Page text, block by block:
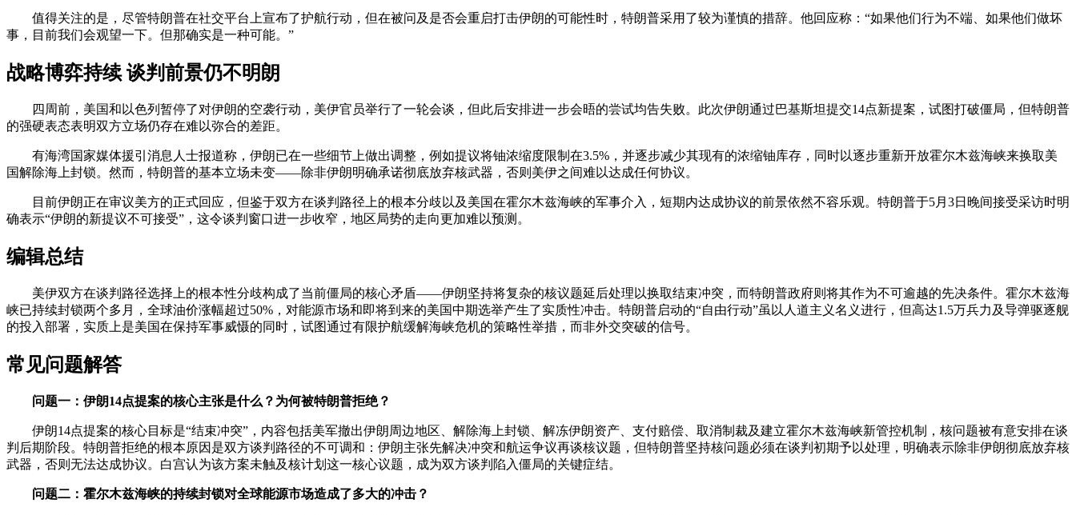
值得关注的是，尽管特朗普在社交平台上宣布了护航行动，但在被问及是否会重启打击伊朗的可能性时，特朗普采用了较为谨慎的措辞。他回应称：“如果他们行为不端、如果他们做坏
事，目前我们会观望一下。但那确实是一种可能。”
战略博弈持续 谈判前景仍不明朗
四周前，美国和以色列暂停了对伊朗的空袭行动，美伊官员举行了一轮会谈，但此后安排进一步会晤的尝试均告失败。此次伊朗通过巴基斯坦提交14点新提案，试图打破僵局，但特朗普
的强硬表态表明双方立场仍存在难以弥合的差距。
有海湾国家媒体援引消息人士报道称，伊朗已在一些细节上做出调整，例如提议将铀浓缩度限制在3.5%，并逐步减少其现有的浓缩铀库存，同时以逐步重新开放霍尔木兹海峡来换取美
国解除海上封锁。然而，特朗普的基本立场未变——除非伊朗明确承诺彻底放弃核武器，否则美伊之间难以达成任何协议。
目前伊朗正在审议美方的正式回应，但鉴于双方在谈判路径上的根本分歧以及美国在霍尔木兹海峡的军事介入，短期内达成协议的前景依然不容乐观。特朗普于5月3日晚间接受采访时明
确表示“伊朗的新提议不可接受”，这令谈判窗口进一步收窄，地区局势的走向更加难以预测。
编辑总结
美伊双方在谈判路径选择上的根本性分歧构成了当前僵局的核心矛盾——伊朗坚持将复杂的核议题延后处理以换取结束冲突，而特朗普政府则将其作为不可逾越的先决条件。霍尔木兹海
峡已持续封锁两个多月，全球油价涨幅超过50%，对能源市场和即将到来的美国中期选举产生了实质性冲击。特朗普启动的“自由行动”虽以人道主义名义进行，但高达1.5万兵力及导弹驱逐舰
的投入部署，实质上是美国在保持军事威慑的同时，试图通过有限护航缓解海峡危机的策略性举措，而非外交突破的信号。
常见问题解答
问题一：伊朗14点提案的核心主张是什么？为何被特朗普拒绝？
伊朗14点提案的核心目标是“结束冲突”，内容包括美军撤出伊朗周边地区、解除海上封锁、解冻伊朗资产、支付赔偿、取消制裁及建立霍尔木兹海峡新管控机制，核问题被有意安排在谈
判后期阶段。特朗普拒绝的根本原因是双方谈判路径的不可调和：伊朗主张先解决冲突和航运争议再谈核议题，但特朗普坚持核问题必须在谈判初期予以处理，明确表示除非伊朗彻底放弃核
武器，否则无法达成协议。白宫认为该方案未触及核计划这一核心议题，成为双方谈判陷入僵局的关键症结。
问题二：霍尔木兹海峡的持续封锁对全球能源市场造成了多大的冲击？